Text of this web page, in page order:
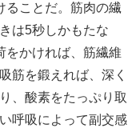
ことだ。筋肉の繊
は5秒しかもたな
をかければ、筋繊維
筋を鍛えれば、深く
、酸素をたっぷり取
呼吸によって副交感